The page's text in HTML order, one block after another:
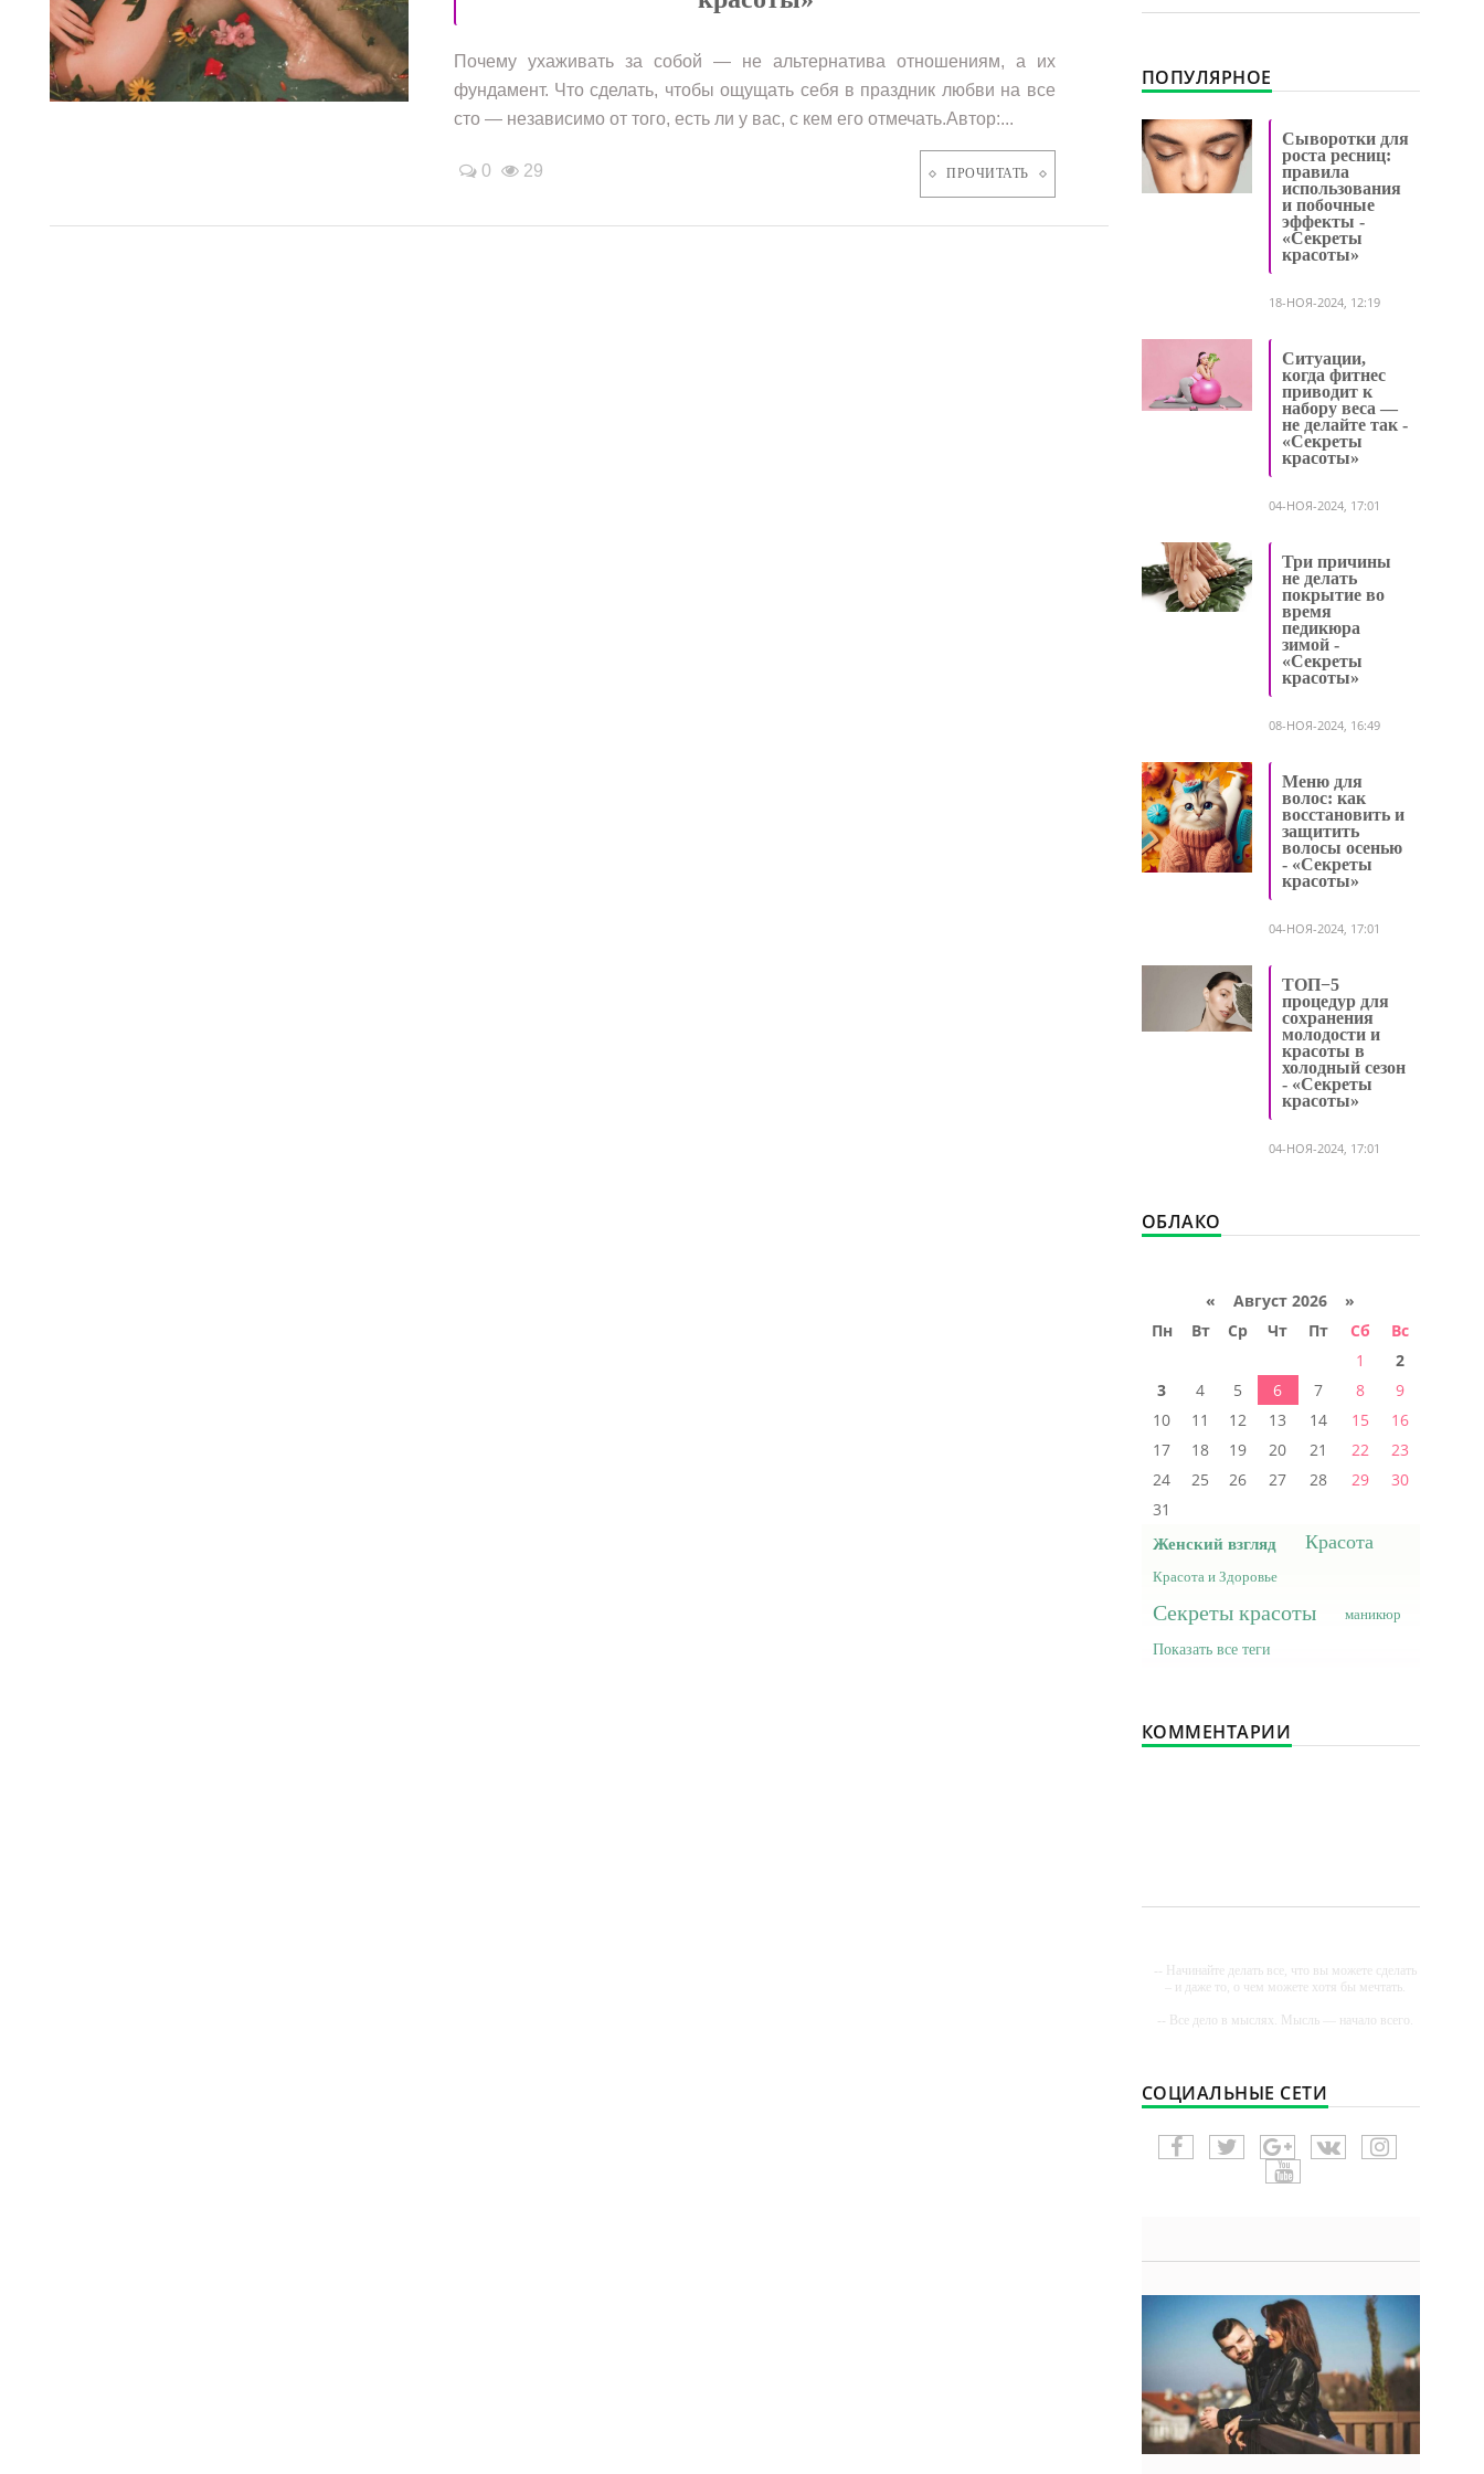
//
Почему ухаживать за собой — не альтернатива отношениям, а их
фундамент. Что сделать, чтобы ощущать себя в праздник любви на все
сто — независимо от того, есть ли у вас, с кем его отмечать.Автор:...
0 29 ПРОЧИТАТЬ
ПОПУЛЯРНОЕ
Сыворотки для
роста ресниц:
правила
использования
и побочные
эффекты -
«Секреты
красоты»
18-НОЯ-2024, 12:19
Ситуации,
когда фитнес
приводит к
набору веса —
не делайте так -
«Секреты
красоты»
04-НОЯ-2024, 17:01
Три причины
не делать
покрытие во
время
педикюра
зимой -
«Секреты
красоты»
08-НОЯ-2024, 16:49
Меню для
волос: как
восстановить и
защитить
волосы осенью
- «Секреты
красоты»
04-НОЯ-2024, 17:01
ТОП−5
процедур для
сохранения
молодости и
красоты в
холодный сезон
- «Секреты
красоты»
04-НОЯ-2024, 17:01
ОБЛАКО
« Август 2026 »
Пн
Вт Ср Чт Пт Сб
Вс
1
2
3
4 5 6 7 8
9
10
11 12 13 14 15
16
17
18 19 20 21 22
23
24
25 26 27 28 29
30
31
Женский взгляд Красота
Красота и Здоровье
Секреты красоты маникюр
Показать все теги
КОММЕНТАРИИ
-- Начинайте делать все, что вы можете сделать
– и даже то, о чем можете хотя бы мечтать.
-- Все дело в мыслях. Мысль — начало всего.
-- Идите уверенно по направлению к мечте.
придумали.
-- Самое большое богатство — это ум. Самая
большая нищета — глупость. Из всех страхов
-- Люблю давать советы и очень не люблю,
когда их дают мне.
СОЦИАЛЬНЫЕ СЕТИ